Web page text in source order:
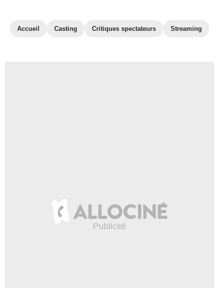
Accueil Casting Critiques spectateurs Streaming